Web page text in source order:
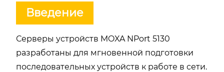
Введение
Серверы устройств MOXA NPort 5130
разработаны для мгновенной подготовки
последовательных устройств к работе в сети.